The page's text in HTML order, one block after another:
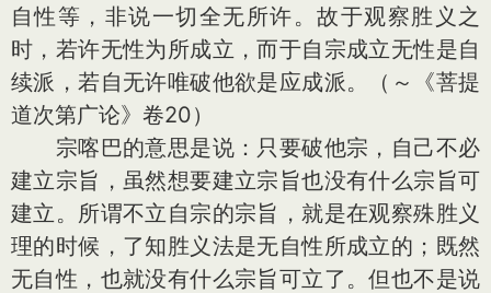
自性等，非说一切全无所许。故于观察胜义之
时，若许无性为所成立，而于自宗成立无性是自
续派，若自无许唯破他欲是应成派。（～《菩提
道次第广论》卷20）
宗喀巴的意思是说：只要破他宗，自己不必
建立宗旨，虽然想要建立宗旨也没有什么宗旨可
建立。所谓不立自宗的宗旨，就是在观察殊胜义
理的时候，了知胜义法是无自性所成立的；既然
无自性，也就没有什么宗旨可立了。但也不是说